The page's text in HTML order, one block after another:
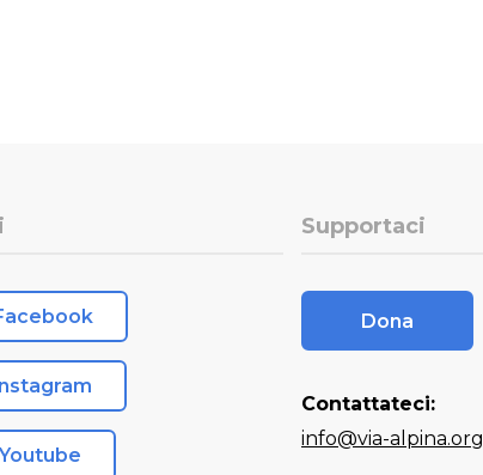
Youtube
Supportaci
Dona
Contattateci:
info@via-alpina.org